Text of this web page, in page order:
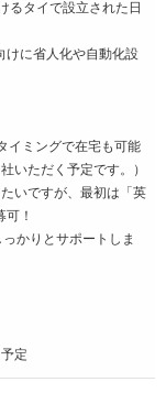
るタイで設立された日
けに省人化や自動化設
イミングで在宅も可能
いただく予定です。）
いですが、最初は「英
！
かりとサポートしま
定